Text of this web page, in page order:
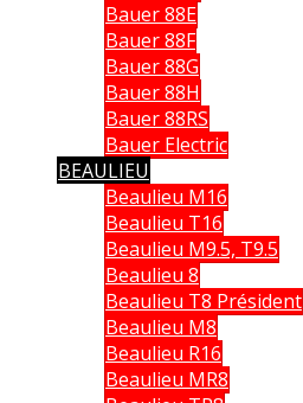
Bauer 88E
Bauer 88F
Bauer 88G
Bauer 88H
Bauer 88RS
Bauer Electric
BEAULIEU
Beaulieu M16
Beaulieu T16
Beaulieu M9.5, T9.5
Beaulieu 8
Beaulieu T8 Président
Beaulieu M8
Beaulieu R16
Beaulieu MR8